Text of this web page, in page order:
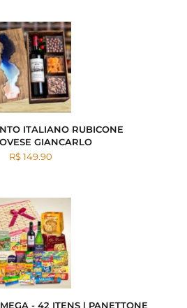
ITALIANO RUBICONE
GIANCARLO
R$ 149.90
- 42 ITENS | PANETTONE